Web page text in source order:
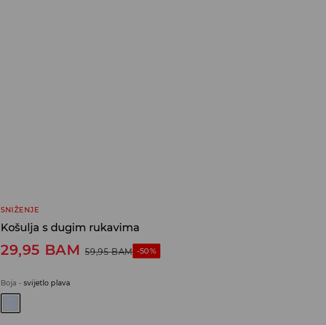
SNIŽENJE
Košulja s dugim rukavima
29,95 BAM 59,95 BAM -50%
Boja -svijetlo plava